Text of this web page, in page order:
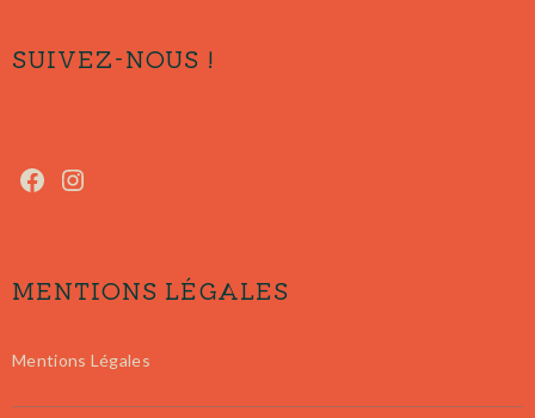
SUIVEZ-NOUS !
MENTIONS LÉGALES
Mentions Légales